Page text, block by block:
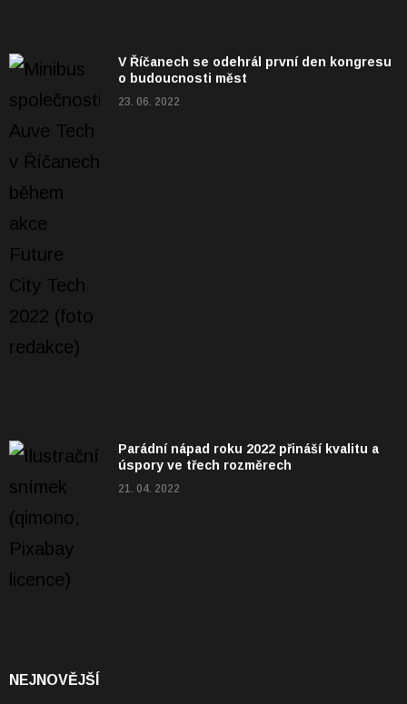
V Říčanech se odehrál první den kongresu
o budoucnosti měst
23. 06. 2022
Parádní nápad roku 2022 přináší kvalitu a
úspory ve třech rozměrech
21. 04. 2022
NEJNOVĚJŠÍ